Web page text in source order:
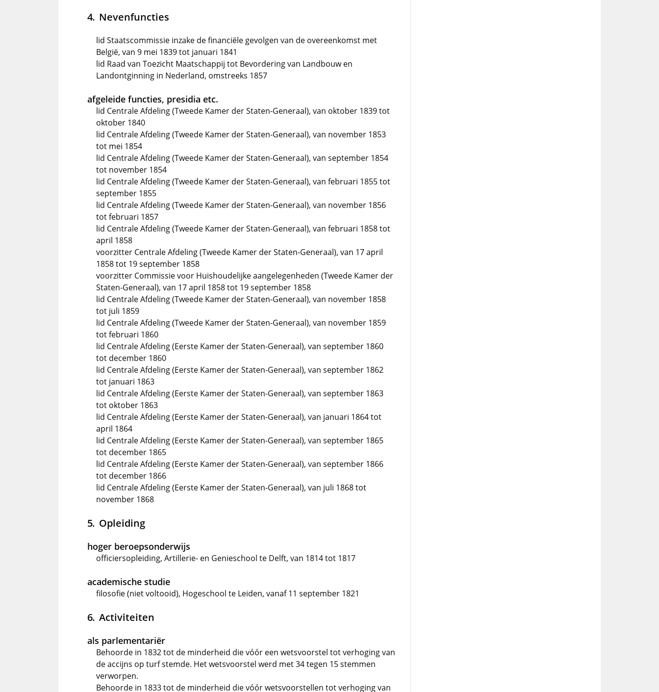
Nevenfuncties
lid Staatscommissie inzake de financiële gevolgen van de overeenkomst met
België, van 9 mei 1839 tot januari 1841
lid Raad van Toezicht Maatschappij tot Bevordering van Landbouw en
Landontginning in Nederland, omstreeks 1857
afgeleide functies, presidia etc.
lid Centrale Afdeling (Tweede Kamer der Staten-Generaal), van oktober 1839 tot
oktober 1840
lid Centrale Afdeling (Tweede Kamer der Staten-Generaal), van november 1853
tot mei 1854
lid Centrale Afdeling (Tweede Kamer der Staten-Generaal), van september 1854
tot november 1854
lid Centrale Afdeling (Tweede Kamer der Staten-Generaal), van februari 1855 tot
september 1855
lid Centrale Afdeling (Tweede Kamer der Staten-Generaal), van november 1856
tot februari 1857
lid Centrale Afdeling (Tweede Kamer der Staten-Generaal), van februari 1858 tot
april 1858
voorzitter Centrale Afdeling (Tweede Kamer der Staten-Generaal), van 17 april
1858 tot 19 september 1858
voorzitter Commissie voor Huishoudelijke aangelegenheden (Tweede Kamer der
Staten-Generaal), van 17 april 1858 tot 19 september 1858
lid Centrale Afdeling (Tweede Kamer der Staten-Generaal), van november 1858
tot juli 1859
lid Centrale Afdeling (Tweede Kamer der Staten-Generaal), van november 1859
tot februari 1860
lid Centrale Afdeling (Eerste Kamer der Staten-Generaal), van september 1860
tot december 1860
lid Centrale Afdeling (Eerste Kamer der Staten-Generaal), van september 1862
tot januari 1863
lid Centrale Afdeling (Eerste Kamer der Staten-Generaal), van september 1863
tot oktober 1863
lid Centrale Afdeling (Eerste Kamer der Staten-Generaal), van januari 1864 tot
april 1864
lid Centrale Afdeling (Eerste Kamer der Staten-Generaal), van september 1865
tot december 1865
lid Centrale Afdeling (Eerste Kamer der Staten-Generaal), van september 1866
tot december 1866
lid Centrale Afdeling (Eerste Kamer der Staten-Generaal), van juli 1868 tot
november 1868
Opleiding
hoger beroepsonderwijs
officiersopleiding, Artillerie- en Genieschool te Delft, van 1814 tot 1817
academische studie
filosofie (niet voltooid), Hogeschool te Leiden, vanaf 11 september 1821
Activiteiten
als parlementariër
Behoorde in 1832 tot de minderheid die vóór een wetsvoorstel tot verhoging van
de accijns op turf stemde. Het wetsvoorstel werd met 34 tegen 15 stemmen
verworpen.
Behoorde in 1833 tot de minderheid die vóór wetsvoorstellen tot verhoging van